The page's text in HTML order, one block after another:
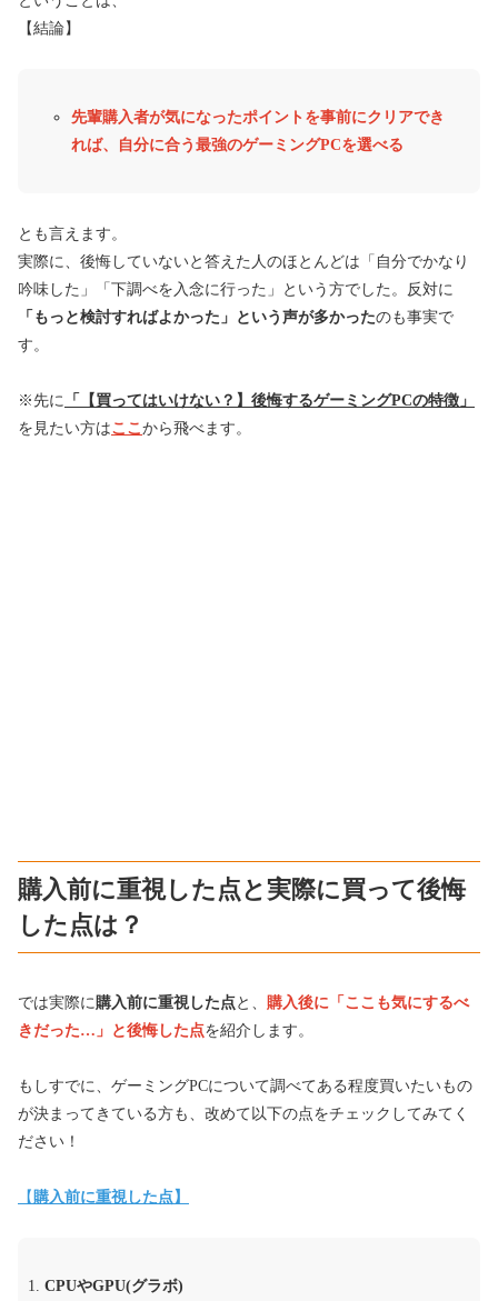
【結論】
先輩購入者が気になったポイントを事前にクリアでき
れば、自分に合う最強のゲーミングPCを選べる
とも言えます。
実際に、後悔していないと答えた人のほとんどは「自分でかなり
吟味した」「下調べを入念に行った」という方でした。反対に
「もっと検討すればよかった」という声が多かったのも事実で
す。
※先に 「【買ってはいけない？】後悔するゲーミングPCの特徴」
を見たい方はここから飛べます。
購入前に重視した点と実際に買って後悔
した点は？
では実際に 購入前に重視した点と、
購入後に「ここも気にするべ
きだった…」と後悔した点を紹介します。
もしすでに、ゲーミングPCについて調べてある程度買いたいもの
が決まってきている方も、改めて以下の点をチェックしてみてく
ださい！
【 購入前に重視した点】
CPUやGPU(グラボ)